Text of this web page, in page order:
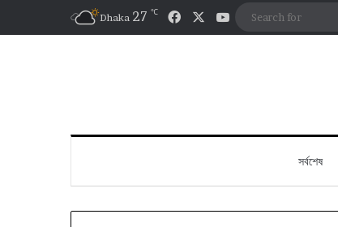
Dhaka 27 ℃ FacebookYouTube
সর্বশেষ